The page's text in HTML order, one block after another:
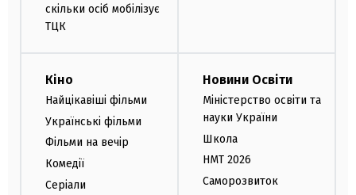
скільки осіб мобілізує
ТЦК
Кіно
Найцікавіші фільми
Українські фільми
Фільми на вечір
Комедії
Серіали
Новини Освіти
Міністерство освіти та
науки України
Школа
НМТ 2026
Саморозвиток